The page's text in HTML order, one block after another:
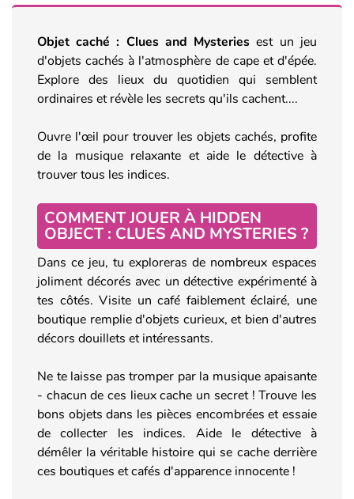
Objet caché : Clues and Mysteries est un jeu
d'objets cachés à l'atmosphère de cape et d'épée.
Explore des lieux du quotidien qui semblent
ordinaires et révèle les secrets qu'ils cachent....
Ouvre l'œil pour trouver les objets cachés, profite
de la musique relaxante et aide le détective à
trouver tous les indices.
COMMENT JOUER À HIDDEN
OBJECT : CLUES AND MYSTERIES ?
Dans ce jeu, tu exploreras de nombreux espaces
joliment décorés avec un détective expérimenté à
tes côtés. Visite un café faiblement éclairé, une
boutique remplie d'objets curieux, et bien d'autres
décors douillets et intéressants.
Ne te laisse pas tromper par la musique apaisante
- chacun de ces lieux cache un secret ! Trouve les
bons objets dans les pièces encombrées et essaie
de collecter les indices. Aide le détective à
démêler la véritable histoire qui se cache derrière
ces boutiques et cafés d'apparence innocente !